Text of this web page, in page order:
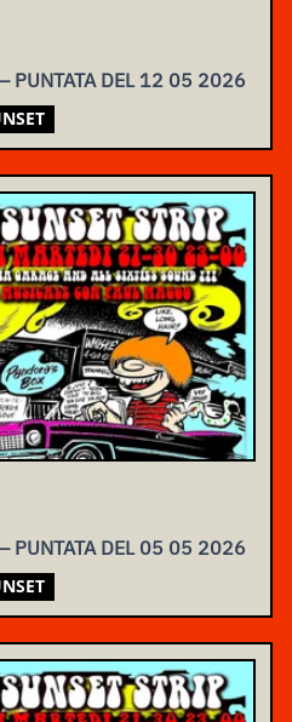
PUNTATA DEL 12 05 2026
PUNTATA DEL 05 05 2026